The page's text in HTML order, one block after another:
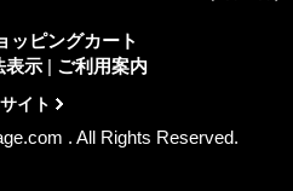
ッピングカート
表示 | ご利用案内
イト
. All Rights Reserved.